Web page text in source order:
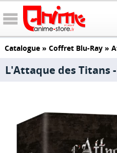
Catalogue» Coffret Blu-Ray»
L'Attaque des Titans